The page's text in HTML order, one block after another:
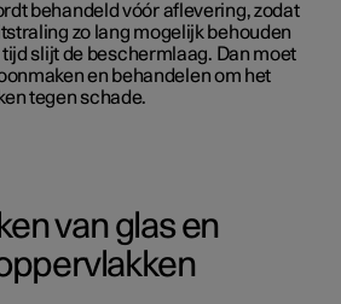
behandeld vóór aflevering, zodat
zo lang mogelijk behouden
slijt de beschermlaag. Dan moet
en behandelen om het
tegen schade.
van glas en